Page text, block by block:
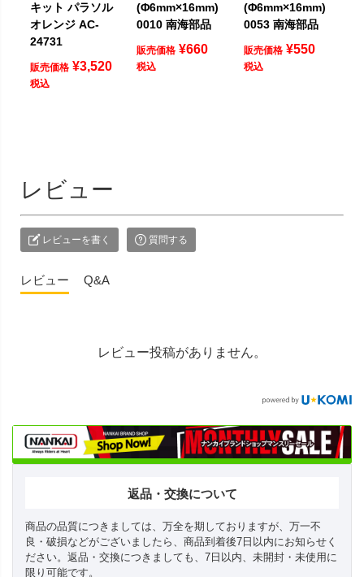
キット パラソル
オレンジ AC-
24731
販売価格 ¥3,520
税込
(Φ6mm×16mm)
0010 南海部品
販売価格 ¥660
税込
(Φ6mm×16mm)
0053 南海部品
販売価格 ¥550
税込
レビュー
レビューを書く 質問する
レビュー Q&A
レビュー投稿がありません。
返品・交換について
商品の品質につきましては、万全を期しておりますが、万一不
良・破損などがございましたら、商品到着後7日以内にお知らせく
ださい。返品・交換につきましても、7日以内、未開封・未使用に
限り可能です。